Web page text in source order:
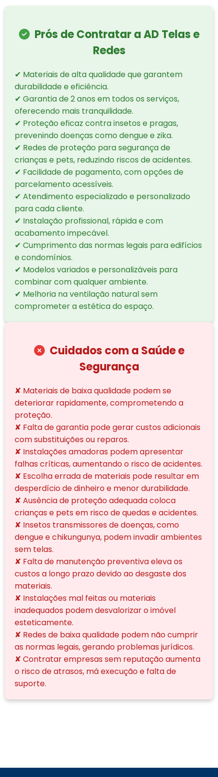
Prós de Contratar a AD Telas e
Redes
✔ Materiais de alta qualidade que garantem
durabilidade e eficiência.
✔ Garantia de 2 anos em todos os serviços,
oferecendo mais tranquilidade.
✔ Proteção eficaz contra insetos e pragas,
prevenindo doenças como dengue e zika.
✔ Redes de proteção para segurança de
crianças e pets, reduzindo riscos de acidentes.
✔ Facilidade de pagamento, com opções de
parcelamento acessíveis.
✔ Atendimento especializado e personalizado
para cada cliente.
✔ Instalação profissional, rápida e com
acabamento impecável.
✔ Cumprimento das normas legais para edifícios
e condomínios.
✔ Modelos variados e personalizáveis para
combinar com qualquer ambiente.
✔ Melhoria na ventilação natural sem
comprometer a estética do espaço.
Cuidados com a Saúde e
Segurança
✘ Materiais de baixa qualidade podem se
deteriorar rapidamente, comprometendo a
proteção.
✘ Falta de garantia pode gerar custos adicionais
com substituições ou reparos.
✘ Instalações amadoras podem apresentar
falhas críticas, aumentando o risco de acidentes.
✘ Escolha errada de materiais pode resultar em
desperdício de dinheiro e menor durabilidade.
✘ Ausência de proteção adequada coloca
crianças e pets em risco de quedas e acidentes.
✘ Insetos transmissores de doenças, como
dengue e chikungunya, podem invadir ambientes
sem telas.
✘ Falta de manutenção preventiva eleva os
custos a longo prazo devido ao desgaste dos
materiais.
✘ Instalações mal feitas ou materiais
inadequados podem desvalorizar o imóvel
esteticamente.
✘ Redes de baixa qualidade podem não cumprir
as normas legais, gerando problemas jurídicos.
✘ Contratar empresas sem reputação aumenta
o risco de atrasos, má execução e falta de
suporte.